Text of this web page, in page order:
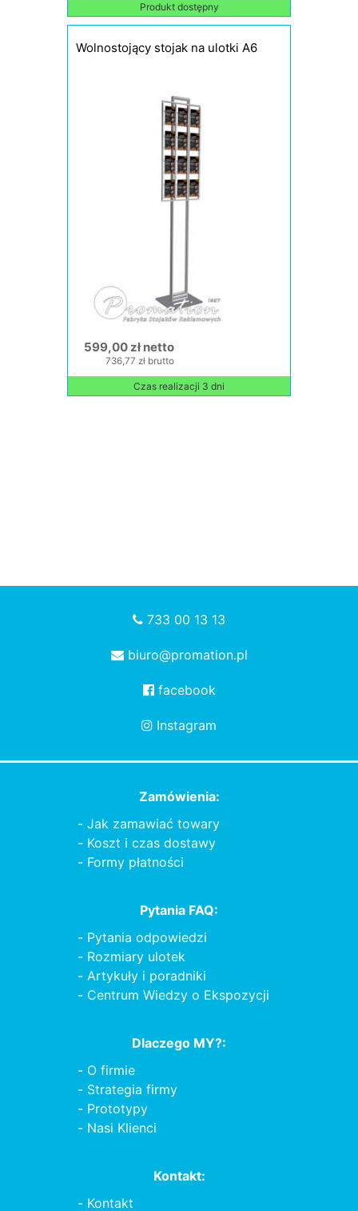
Produkt dostępny
Wolnostojący stojak na ulotki A6
599,00 zł netto
736,77 zł brutto
Czas realizacji 3 dni
733 00 13 13
biuro@promation.pl
facebook
Instagram
Zamówienia:
Jak zamawiać towary
Koszt i czas dostawy
Formy płatności
Pytania FAQ:
Pytania odpowiedzi
Rozmiary ulotek
Artykuły i poradniki
Centrum Wiedzy o Ekspozycji
Dlaczego MY?:
O firmie
Strategia firmy
Prototypy
Nasi Klienci
Kontakt:
Kontakt